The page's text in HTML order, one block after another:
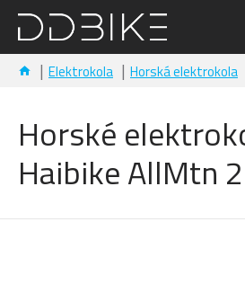
Elektrokola Horská elektrokola
Horské
Haibike AllMtn 2